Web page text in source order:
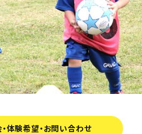
体験希望・お問い合わせ